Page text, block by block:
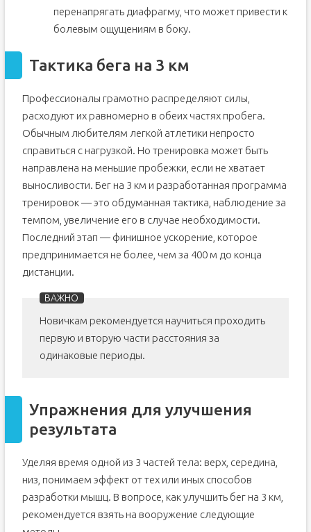
перенапрягать диафрагму, что может привести к
болевым ощущениям в боку.
Тактика бега на 3 км
Профессионалы грамотно распределяют силы,
расходуют их равномерно в обеих частях пробега.
Обычным любителям легкой атлетики непросто
справиться с нагрузкой. Но тренировка может быть
направлена на меньшие пробежки, если не хватает
выносливости. Бег на 3 км и разработанная программа
тренировок — это обдуманная тактика, наблюдение за
темпом, увеличение его в случае необходимости.
Последний этап — финишное ускорение, которое
предпринимается не более, чем за 400 м до конца
дистанции.
Новичкам рекомендуется научиться проходить
первую и вторую части расстояния за
одинаковые периоды.
Упражнения для улучшения
результата
Уделяя время одной из 3 частей тела: верх, середина,
низ, понимаем эффект от тех или иных способов
разработки мышц. В вопросе, как улучшить бег на 3 км,
рекомендуется взять на вооружение следующие